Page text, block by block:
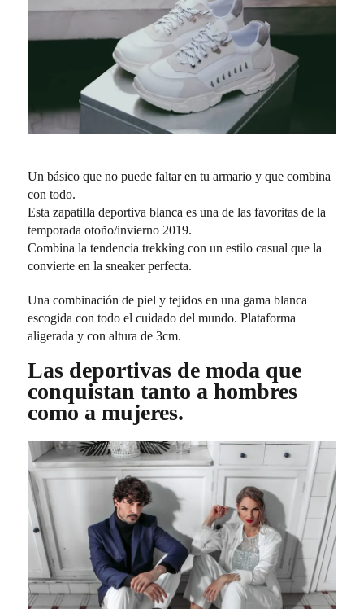
Un básico que no puede faltar en tu armario y que combina
con todo.
Esta zapatilla deportiva blanca es una de las favoritas de la
temporada otoño/invierno 2019.
Combina la tendencia trekking con un estilo casual que la
convierte en la sneaker perfecta.
Una combinación de piel y tejidos en una gama blanca
escogida con todo el cuidado del mundo. Plataforma
aligerada y con altura de 3cm.
Las deportivas de moda que
conquistan tanto a hombres
como a mujeres.